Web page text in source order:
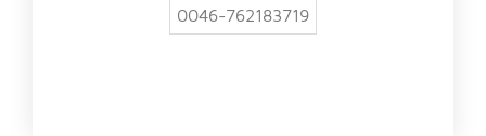
0046-762183719